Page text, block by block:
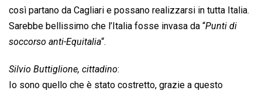
così partano da Cagliari e possano realizzarsi in tutta Italia.
Sarebbe bellissimo che l’Italia fosse invasa da “Punti di
soccorso anti-Equitalia“.
Silvio Buttiglione, cittadino:
Io sono quello che è stato costretto, grazie a questo